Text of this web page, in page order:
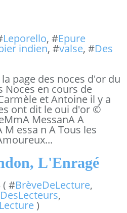
Leporello, #Epure
indien, #valse, #Des
page des noces d'or du
Noces en cours de
et Antoine il y a
ont dit le oui d'or ©
MessanA A
essa n A Tous les
L'Enragé
( #BrèveDeLecture,
,
)